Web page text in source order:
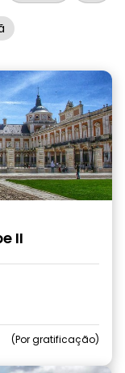
II
Por gratificação